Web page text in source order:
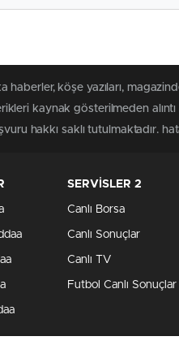
haberler, köşe yazıları,
kaynak gösterilmeden alıntı
hakkı saklı tutulmaktadır.
SERVİSLER 2
Canlı Borsa
Canlı Sonuçlar
Canlı TV
Futbol Canlı Sonuçlar